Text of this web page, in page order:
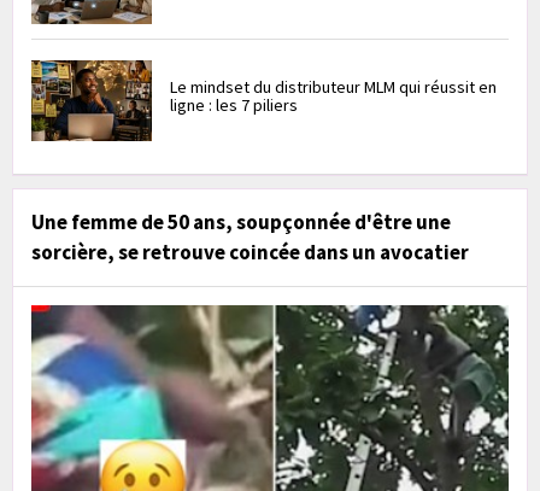
Le mindset du distributeur MLM qui réussit en
ligne : les 7 piliers
Une femme de 50 ans, soupçonnée d'être une
sorcière, se retrouve coincée dans un avocatier